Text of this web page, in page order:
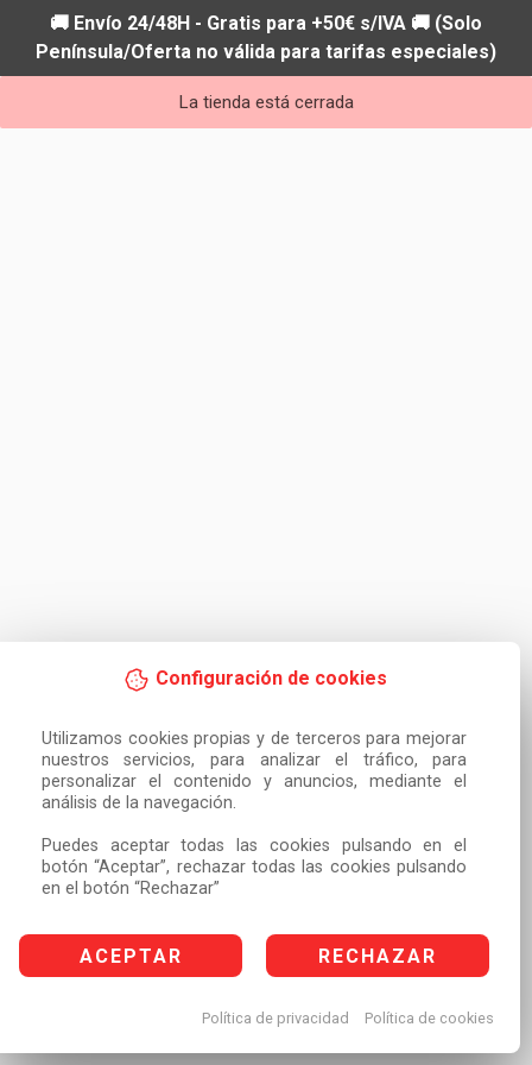
Configuración de cookies
Utilizamos cookies propias y de terceros para mejorar
nuestros servicios, para analizar el tráfico, para
personalizar el contenido y anuncios, mediante el
análisis de la navegación.
Puedes aceptar todas las cookies pulsando en el
botón “Aceptar”, rechazar todas las cookies pulsando
en el botón “Rechazar”
ACEPTAR RECHAZAR
Política de privacidad Política de cookies
🚚 Envío 24/48H - Gratis para +50€ s/IVA 🚚 (Solo
Península/Oferta no válida para tarifas especiales)
La tienda está cerrada